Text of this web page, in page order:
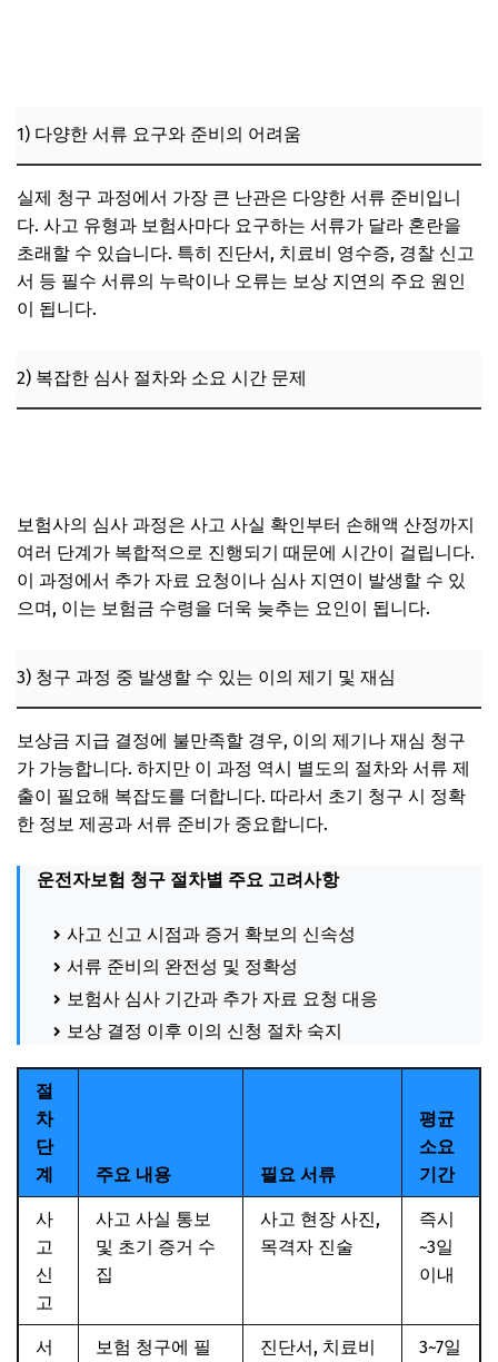
1) 다양한 서류 요구와 준비의 어려움
실제 청구 과정에서 가장 큰 난관은 다양한 서류 준비입니
다. 사고 유형과 보험사마다 요구하는 서류가 달라 혼란을
초래할 수 있습니다. 특히 진단서, 치료비 영수증, 경찰 신고
서 등 필수 서류의 누락이나 오류는 보상 지연의 주요 원인
이 됩니다.
2) 복잡한 심사 절차와 소요 시간 문제
보험사의 심사 과정은 사고 사실 확인부터 손해액 산정까지
여러 단계가 복합적으로 진행되기 때문에 시간이 걸립니다.
이 과정에서 추가 자료 요청이나 심사 지연이 발생할 수 있
으며, 이는 보험금 수령을 더욱 늦추는 요인이 됩니다.
3) 청구 과정 중 발생할 수 있는 이의 제기 및 재심
보상금 지급 결정에 불만족할 경우, 이의 제기나 재심 청구
가 가능합니다. 하지만 이 과정 역시 별도의 절차와 서류 제
출이 필요해 복잡도를 더합니다. 따라서 초기 청구 시 정확
한 정보 제공과 서류 준비가 중요합니다.
운전자보험 청구 절차별 주요 고려사항
사고 신고 시점과 증거 확보의 신속성
서류 준비의 완전성 및 정확성
보험사 심사 기간과 추가 자료 요청 대응
보상 결정 이후 이의 신청 절차 숙지
절
차
단
계
주요 내용 필요 서류
평균
소요
기간
사
고
신
고
사고 사실 통보
및 초기 증거 수
집
사고 현장 사진,
목격자 진술
즉시
~3일
이내
서
보험 청구에 필
진단서, 치료비
3~7일